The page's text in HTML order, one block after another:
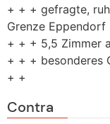
+ + + gefragte,
Grenze Eppendorf
+ + + 5,5 Zimmer
+ + + besonderes
+ +
Contra